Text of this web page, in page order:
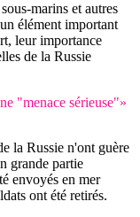
marins et autres
élément important
leur importance
de la Russie
"menace sérieuse"»
la Russie n'ont guère
grande partie
envoyés en mer
ont été retirés.